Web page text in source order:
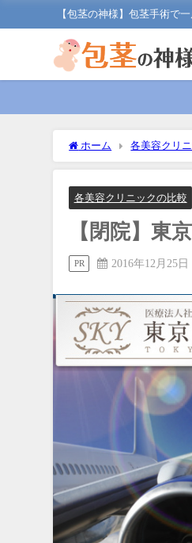
【包茎の神様】包茎手術で
ホーム 各美容クリ
各美容クリニックの比較
【閉院】東
PR 2016年12月25日